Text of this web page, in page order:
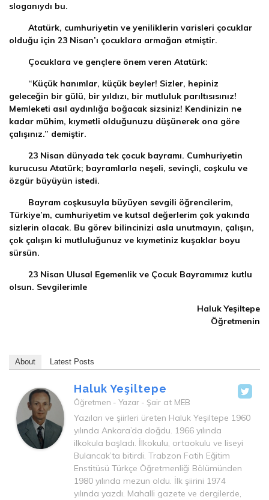
sloganıydı bu.
Atatürk, cumhuriyetin ve yeniliklerin varisleri çocuklar
olduğu için 23 Nisan’ı çocuklara armağan etmiştir.
Çocuklara ve gençlere önem veren Atatürk:
“Küçük hanımlar, küçük beyler! Sizler, hepiniz
geleceğin bir gülü, bir yıldızı, bir mutluluk parıltısısınız!
Memleketi asıl aydınlığa boğacak sizsiniz! Kendinizin ne
kadar mühim, kıymetli olduğunuzu düşünerek ona göre
çalışınız.” demiştir.
23 Nisan dünyada tek çocuk bayramı. Cumhuriyetin
kurucusu Atatürk; bayramlarla neşeli, sevinçli, coşkulu ve
özgür büyüyün istedi.
Bayram coşkusuyla büyüyen sevgili öğrencilerim,
Türkiye’m, cumhuriyetim ve kutsal değerlerim çok yakında
sizlerin olacak. Bu görev bilincinizi asla unutmayın, çalışın,
çok çalışın ki mutluluğunuz ve kıymetiniz kuşaklar boyu
sürsün.
23 Nisan Ulusal Egemenlik ve Çocuk Bayramımız kutlu
olsun. Sevgilerimle
Haluk Yeşiltepe
Öğretmenin
About Latest Posts
Haluk Yeşiltepe
Öğretmen - Yazar - Şair at MEB
Yazıları ve şiirleri üreten Haluk Yeşiltepe 1960
yılında Ankara’da doğdu. 1966 yılında
ilkokula başladı. İlkokulu, ortaokulu ve liseyi
Bulancak’ta bitirdi. Trabzon Fatih Eğitim
Enstitüsü Türkçe Öğretmenliği Bölümünden
1980 yılında mezun oldu. İlk şiirini 1974
yılında yazdı. Mahalli gazete ve dergilerde,